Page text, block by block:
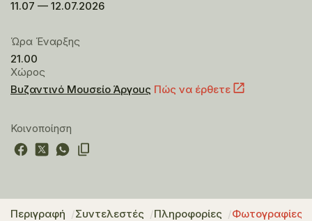
11.07 — 12.07.2026
Ώρα Έναρξης
21.00
Χώρος
Βυζαντινό Μουσείο Άργους Πώς να έρθετε
Κοινοποίηση
Περιγραφή Συντελεστές Πληροφορίες Φωτογραφίες